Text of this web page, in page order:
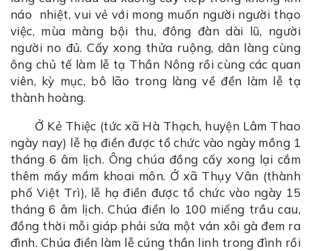
náo nhiệt, vui vẻ với mong muốn người người thạo
việc, mùa màng bội thu, đông đàn dài lũ, người
người no đủ. Cấy xong thửa ruộng, dân làng cùng
ông chủ tế làm lễ tạ Thần Nông rồi cùng các quan
viên, kỳ mục, bô lão trong làng về đền làm lễ tạ
thành hoàng.
Ở Kẻ Thiệc (tức xã Hà Thạch, huyện Lâm Thao
ngày nay) lễ hạ điền được tổ chức vào ngày mồng 1
tháng 6 âm lịch. Ông chúa đồng cấy xong lại cắm
thêm mấy mầm khoai môn. Ở xã Thụy Vân (thành
phố Việt Trì), lễ hạ điền được tổ chức vào ngày 15
tháng 6 âm lịch. Chúa điền lo 100 miếng trầu cau,
đồng thời mỗi giáp phải sửa một ván xôi gà đem ra
đình. Chúa điền làm lễ cúng thần linh trong đình rồi